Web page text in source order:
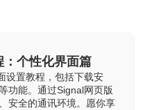
个性化界面篇
设置教程，包括下载安
功能。通过Signal网页版
安全的通讯环境。愿你享